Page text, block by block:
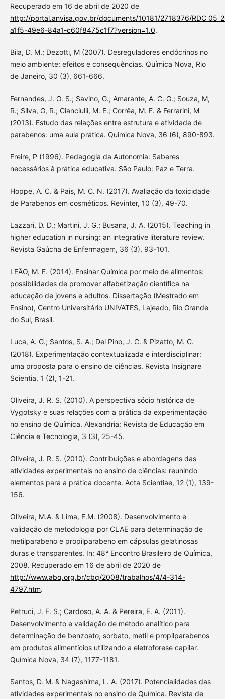
Recuperado em 16 de abril de 2020 de
http://portal.anvisa.gov.br/documents/10181/2718376/
a1f5-49e6-84a1-c60f8475c1f7?version=1.0.
Bila, D. M.; Dezotti, M (2007). Desreguladores endócrinos no
meio ambiente: efeitos e consequências. Química Nova, Rio
de Janeiro, 30 (3), 661-666.
Fernandes, J. O. S.; Savino, G.; Amarante, A. C. G.; Souza, M,
R.; Silva, G, R.; Cianciulli, M. E.; Corrêa, M. F. & Ferrarini, M
(2013). Estudo das relações entre estrutura e atividade de
parabenos: uma aula prática. Quimica Nova, 36 (6), 890-893.
Freire, P (1996). Pedagogia da Autonomia: Saberes
necessários à prática educativa. São Paulo: Paz e Terra.
Hoppe, A. C. & Pais, M. C. N. (2017). Avaliação da toxicidade
de Parabenos em cosméticos. Revinter, 10 (3), 49-70.
Lazzari, D. D.; Martini, J. G.; Busana, J. A. (2015). Teaching in
higher education in nursing: an integrative literature review.
Revista Gaúcha de Enfermagem, 36 (3), 93-101.
LEÃO, M. F. (2014). Ensinar Química por meio de alimentos:
possibilidades de promover alfabetização científica na
educação de jovens e adultos. Dissertação (Mestrado em
Ensino), Centro Universitário UNIVATES, Lajeado, Rio Grande
do Sul, Brasil.
Luca, A. G.; Santos, S. A.; Del Pino, J. C. & Pizatto, M. C.
(2018). Experimentação contextualizada e interdisciplinar:
uma proposta para o ensino de ciências. Revista Insignare
Scientia, 1 (2), 1-21.
Oliveira, J. R. S. (2010). A perspectiva sócio histórica de
Vygotsky e suas relações com a prática da experimentação
no ensino de Química. Alexandria: Revista de Educação em
Ciência e Tecnologia, 3 (3), 25-45.
Oliveira, J. R. S. (2010). Contribuições e abordagens das
atividades experimentais no ensino de ciências: reunindo
elementos para a prática docente. Acta Scientiae, 12 (1), 139-
156.
Oliveira, M.A. & Lima, E.M. (2008). Desenvolvimento e
validação de metodologia por CLAE para determinação de
metilparabeno e propilparabeno em cápsulas gelatinosas
duras e transparentes. In: 48° Encontro Brasileiro de Química,
2008. Recuperado em 16 de abril de 2020 de
http://www.abq.org.br/cbq/2008/trabalhos/4/4-314-
4797.htm.
Petruci, J. F. S.; Cardoso, A. A. & Pereira, E. A. (2011).
Desenvolvimento e validação de método analítico para
determinação de benzoato, sorbato, metil e propilparabenos
em produtos alimentícios utilizando a eletroforese capilar.
Química Nova, 34 (7), 1177-1181.
Santos, D. M. & Nagashima, L. A. (2017). Potencialidades das
atividades experimentais no ensino de Química. Revista de